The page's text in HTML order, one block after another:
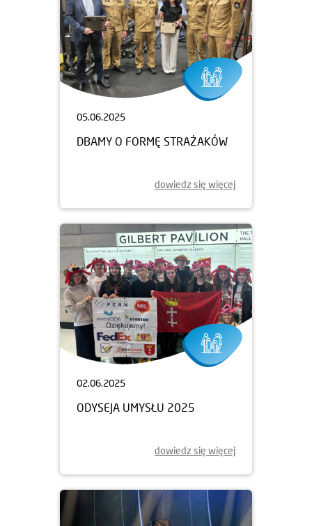
05.06.2025
DBAMY O FORMĘ STRAŻAKÓW
dowiedz się więcej
02.06.2025
ODYSEJA UMYSŁU 2025
dowiedz się więcej